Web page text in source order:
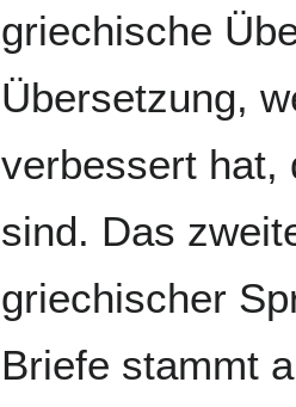
griechische
Übersetzung,
verbessert hat,
sind. Das
griechischer
Briefe stammt